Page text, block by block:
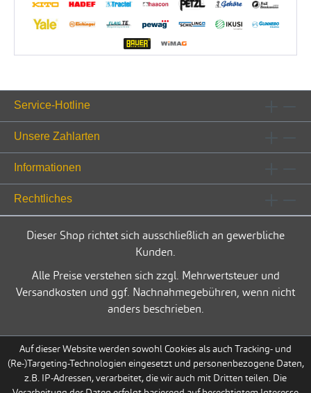
Service-Hotline
Unsere Zahlarten
Informationen
Rechtliches
Dieser Shop richtet sich ausschließlich an gewerbliche
Kunden.
Alle Preise verstehen sich zzgl. Mehrwertsteuer und
Versandkosten und ggf. Nachnahmegebühren, wenn nicht
anders beschrieben.
Auf dieser Website werden sowohl Cookies als auch Tracking- und
(Re-)Targeting-Technologien eingesetzt und personenbezogene Daten,
z.B. IP-Adressen, verarbeitet, die wir auch mit Dritten teilen. Die